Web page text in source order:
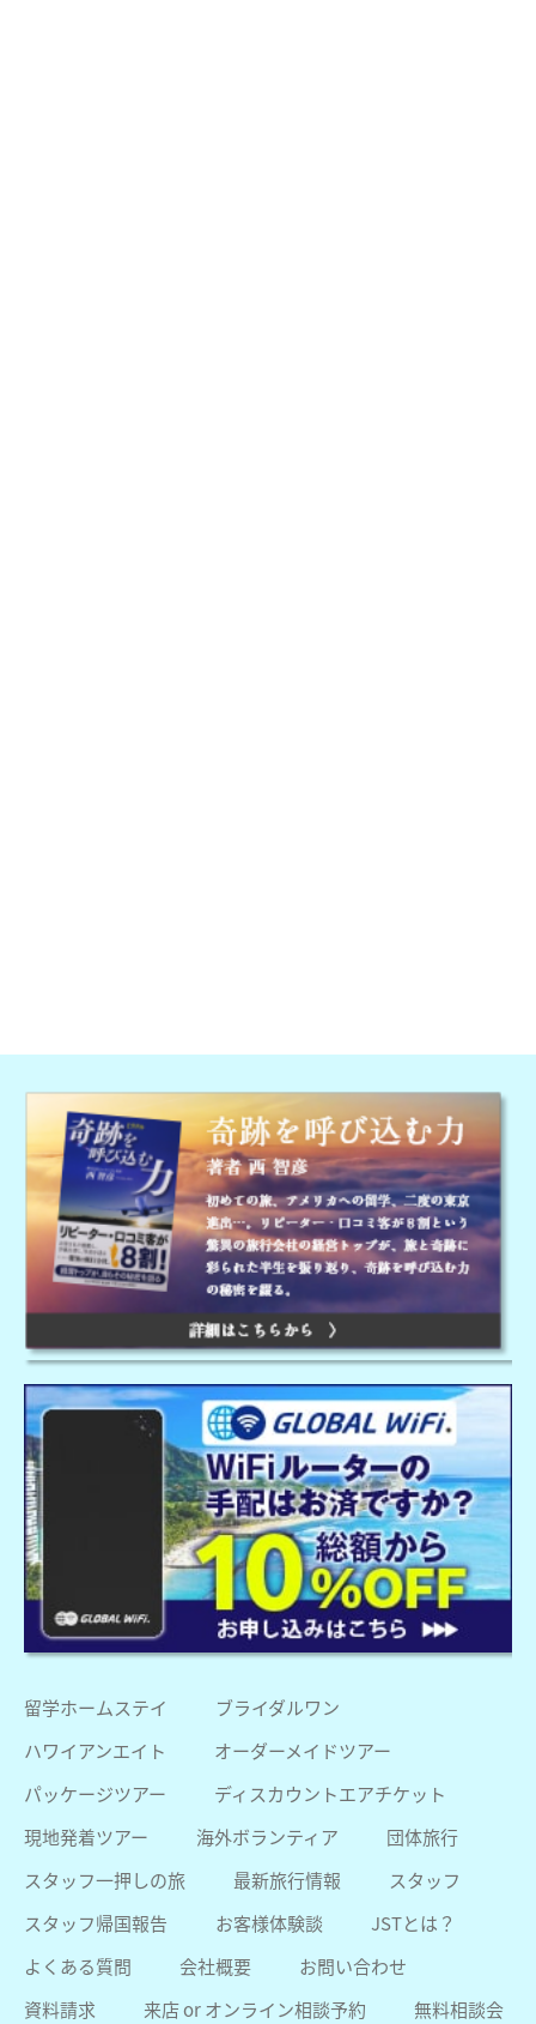
留学ホームステイ
ブライダルワン
ハワイアンエイト
オーダーメイドツアー
パッケージツアー
ディスカウントエアチケット
現地発着ツアー
海外ボランティア
団体旅行
スタッフ一押しの旅
最新旅行情報
スタッフ
スタッフ帰国報告
お客様体験談
JSTとは？
よくある質問
会社概要
お問い合わせ
資料請求
来店 or オンライン相談予約
無料相談会